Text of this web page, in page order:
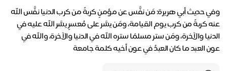
وفي حديث أبي هريرة: مَن نفَّس عن مؤمنٍ كربةً من كرب الدنيا نفَّس الله
عنه كربةً من كرب يوم القيامة، ومَن يسَّر على مُعسرٍ يسَّر الله عليه في
الدنيا والآخرة، ومَن ستر مسلمًا ستره الله في الدنيا والآخرة، والله في
عون العبد ما كان العبدُ في عون أخيه كلمة جامعة